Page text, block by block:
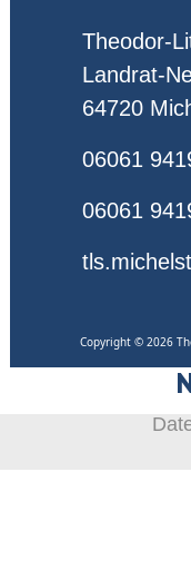
Theodor-
Landrat-
64720
06061
06061
Copyright © 2026